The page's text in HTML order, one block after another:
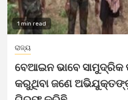
1 min read
ରାଜ୍ୟ
ବେଆଇନ ଭାବେ ସାମୁଦ୍ରିକ
କରୁଥିବା ଜଣେ